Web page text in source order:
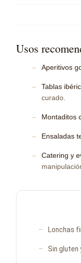
Usos
Aperitivos
Tablas
curado.
Montaditos
Ensaladas
Catering y
Lonchas
Sin